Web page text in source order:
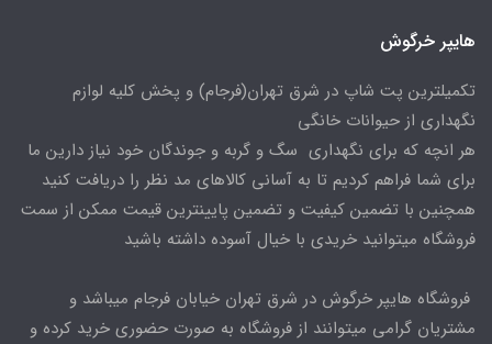
هایپر خرگوش
تکمیلترین پت شاپ در شرق تهران(فرجام) و پخش کلیه لوازم
نگهداری از حیوانات خانگی
هر انچه که برای نگهداری سگ و گربه و جوندگان خود نیاز دارین ما
برای شما فراهم کردیم تا به آسانی کالاهای مد نظر را دریافت کنید
همچنین با تضمین کیفیت و تضمین پایینترین قیمت ممکن از سمت
فروشگاه میتوانید خریدی با خیال آسوده داشته باشید
فروشگاه هایپر خرگوش در شرق تهران خیابان فرجام میباشد و
مشتریان گرامی میتوانند از فروشگاه به صورت حضوری خرید کرده و